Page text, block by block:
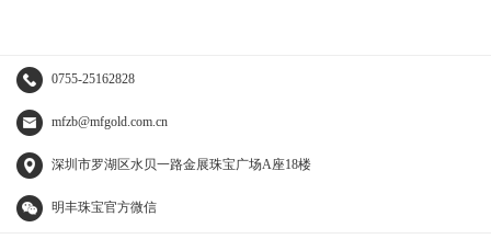
0755-25162828
mfzb@mfgold.com.cn
深圳市罗湖区水贝一路金展珠宝广场A座18楼
明丰珠宝官方微信